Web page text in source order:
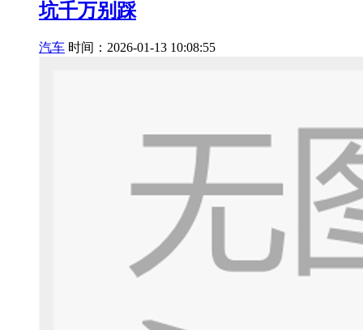
坑千万别踩
汽车 时间：2026-01-13 10:08:55